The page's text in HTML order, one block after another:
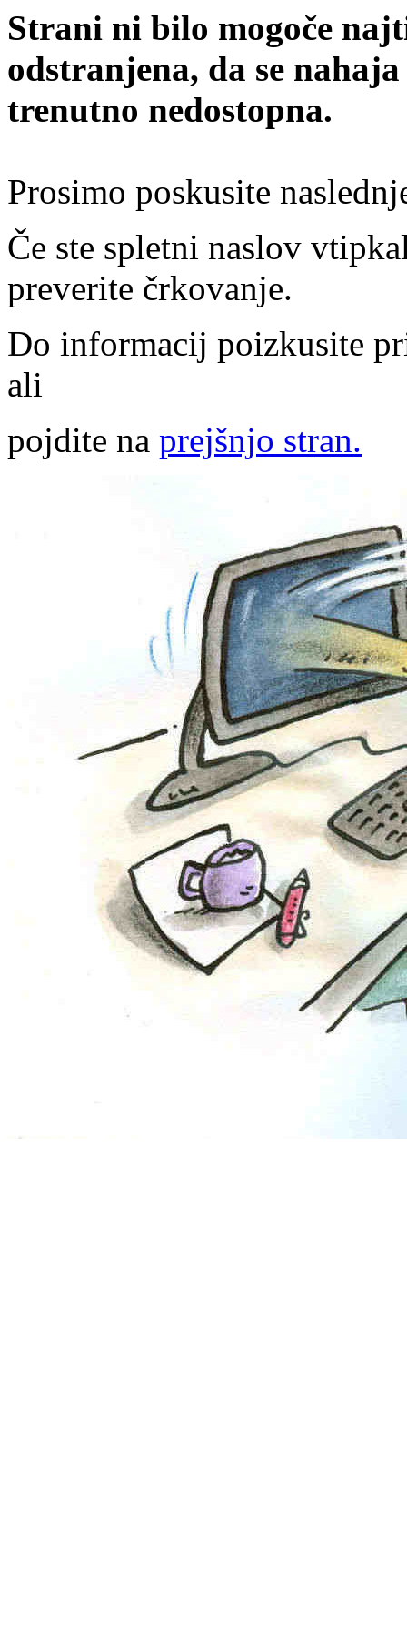
Strani ni bilo mogoče
odstranjena, da se
trenutno nedostopna.
Prosimo poskusite
Če ste spletni naslov
preverite črkovanje.
Do informacij poizkusite
ali
pojdite na prejšnjo stran.